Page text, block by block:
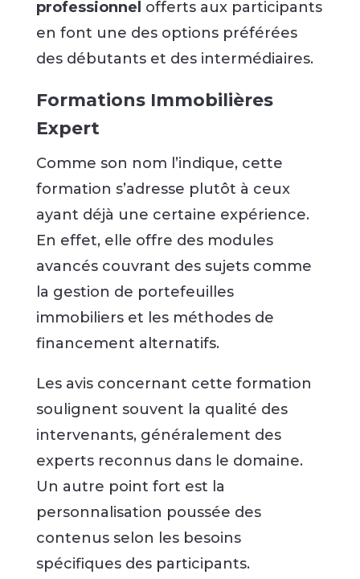
professionnel offerts aux participants
en font une des options préférées
des débutants et des intermédiaires.
Formations Immobilières
Expert
Comme son nom l’indique, cette
formation s’adresse plutôt à ceux
ayant déjà une certaine expérience.
En effet, elle offre des modules
avancés couvrant des sujets comme
la gestion de portefeuilles
immobiliers et les méthodes de
financement alternatifs.
Les avis concernant cette formation
soulignent souvent la qualité des
intervenants, généralement des
experts reconnus dans le domaine.
Un autre point fort est la
personnalisation poussée des
contenus selon les besoins
spécifiques des participants.